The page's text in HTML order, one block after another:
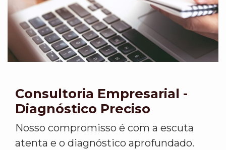
Consultoria Empresarial -
Diagnóstico Preciso
Nosso compromisso é com a escuta
atenta e o diagnóstico aprofundado.